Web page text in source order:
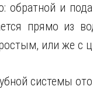
обратной и
прямо из
или же с
системы